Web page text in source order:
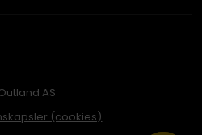
AS
(cookies)